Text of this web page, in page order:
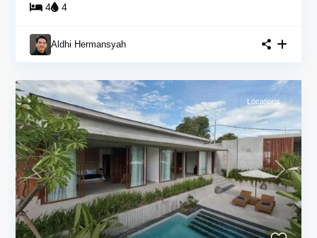
4 4
Aldhi Hermansyah
Previous Next
Locations